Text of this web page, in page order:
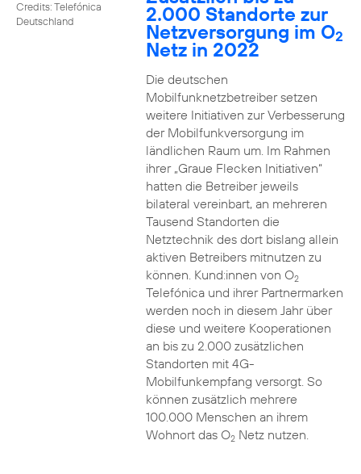
Credits: Telefónica
Deutschland
2.000 Standorte zur
Netzversorgung im O2
Netz in 2022
Die deutschen
Mobilfunknetzbetreiber setzen
weitere Initiativen zur Verbesserung
der Mobilfunkversorgung im
ländlichen Raum um. Im Rahmen
ihrer „Graue Flecken Initiativen“
hatten die Betreiber jeweils
bilateral vereinbart, an mehreren
Tausend Standorten die
Netztechnik des dort bislang allein
aktiven Betreibers mitnutzen zu
können. Kund:innen von O2
Telefónica und ihrer Partnermarken
werden noch in diesem Jahr über
diese und weitere Kooperationen
an bis zu 2.000 zusätzlichen
Standorten mit 4G-
Mobilfunkempfang versorgt. So
können zusätzlich mehrere
100.000 Menschen an ihrem
Wohnort das O2Netz nutzen.